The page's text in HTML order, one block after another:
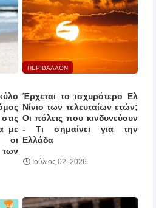
με
ΠΕΡΙΒΑΛΛΟΝ
Έρχεται το ισχυρότερο Ελ
Νίνιο των τελευταίων ετών;
Οι πόλεις που κινδυνεύουν
‑ Τι σημαίνει για την
Ελλάδα
Ιούλιος 02, 2026